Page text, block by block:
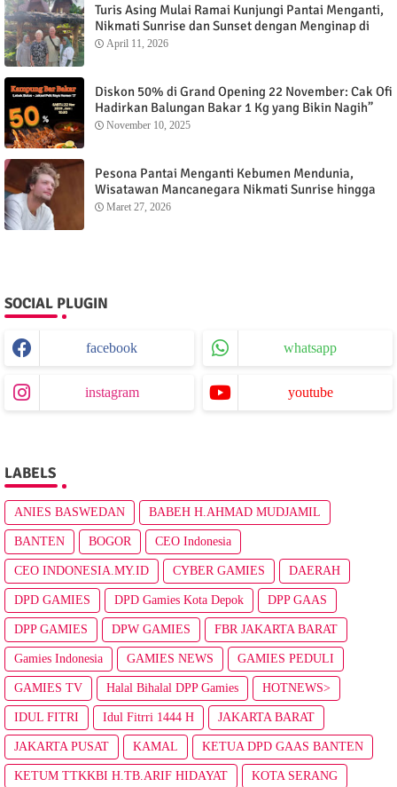
Turis Asing Mulai Ramai Kunjungi Pantai Menganti,
Nikmati Sunrise dan Sunset dengan Menginap di
Menganti Cottage
April 11, 2026
Diskon 50% di Grand Opening 22 November: Cak Ofi
Hadirkan Balungan Bakar 1 Kg yang Bikin Nagih”
November 10, 2025
Pesona Pantai Menganti Kebumen Mendunia,
Wisatawan Mancanegara Nikmati Sunrise hingga
Sunset dari Menganti Cottage
Maret 27, 2026
SOCIAL PLUGIN
facebook whatsapp
instagram youtube
LABELS
ANIES BASWEDAN BABEH H.AHMAD MUDJAMIL
BANTEN BOGOR CEO Indonesia
CEO INDONESIA.MY.ID CYBER GAMIES DAERAH
DPD GAMIES DPD Gamies Kota Depok DPP GAAS
DPP GAMIES DPW GAMIES FBR JAKARTA BARAT
Gamies Indonesia GAMIES NEWS GAMIES PEDULI
GAMIES TV Halal Bihalal DPP Gamies HOTNEWS>
IDUL FITRI Idul Fitrri 1444 H JAKARTA BARAT
JAKARTA PUSAT KAMAL KETUA DPD GAAS BANTEN
KETUM TTKKBI H.TB.ARIF HIDAYAT KOTA SERANG